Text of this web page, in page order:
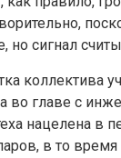
но сигнал
коллектива
во главе с
нацелена в
в то